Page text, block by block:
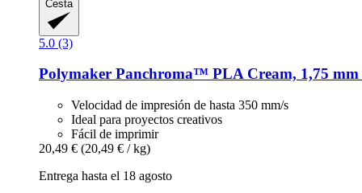
Cesta
5.0 (3)
Polymaker Panchroma™ PLA Cream, 1,75 mm
Velocidad de impresión de hasta 350 mm/s
Ideal para proyectos creativos
Fácil de imprimir
20,49 € (20,49 € / kg)
Entrega hasta el 18 agosto